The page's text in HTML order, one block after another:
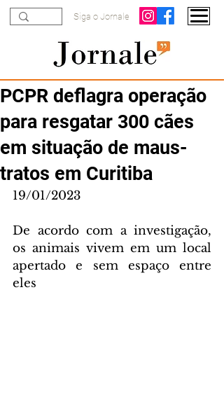
Siga o Jornale
PCPR deflagra operação
para resgatar 300 cães
em situação de maus-
tratos em Curitiba
19/01/2023
De acordo com a investigação,
os animais vivem em um local
apertado e sem espaço entre
eles